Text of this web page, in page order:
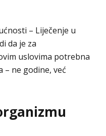
– Liječenje u
da je za
uslovima potrebna
– ne godine, već